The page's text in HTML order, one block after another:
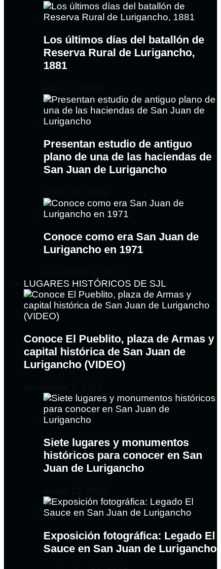
Los últimos días del batallón de
Reserva Rural de Lurigancho,
1881
Presentan estudio de antiguo
plano de una de las haciendas de
San Juan de Lurigancho
Conoce como era San Juan de
Lurigancho en 1971
LUGARES HISTÓRICOS DE SJL
Conoce El Pueblito, plaza de Armas y
capital histórica de San Juan de
Lurigancho (VIDEO)
Siete lugares y monumentos
históricos para conocer en San
Juan de Lurigancho
Exposición fotográfica: Legado El
Sauce en San Juan de Lurigancho